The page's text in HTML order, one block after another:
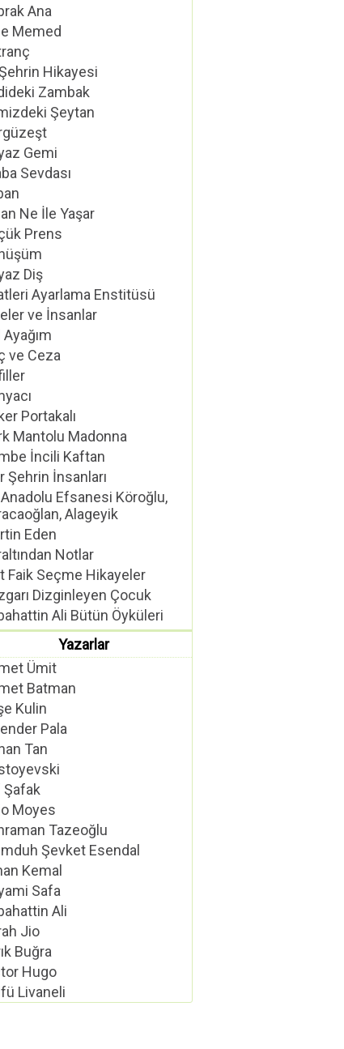
Ana
Memed
Hikayesi
Zambak
Şeytan
Gemi
Sevdası
Ne İle Yaşar
Prens
Diş
Ayarlama Enstitüsü
ve İnsanlar
Ayağım
ve Ceza
Portakalı
Mantolu Madonna
İncili Kaftan
Şehrin İnsanları
Efsanesi Köroğlu,
Alageyik
Eden
Notlar
Faik Seçme Hikayeler
Dizginleyen Çocuk
Ali Bütün Öyküleri
Yazarlar
Ümit
Batman
Kulin
Pala
Tan
Şafak
Moyes
Tazeoğlu
Şevket Esendal
Kemal
Safa
Ali
Jio
Buğra
Hugo
Livaneli